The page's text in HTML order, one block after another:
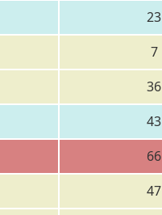
23
7
36
43
66
47